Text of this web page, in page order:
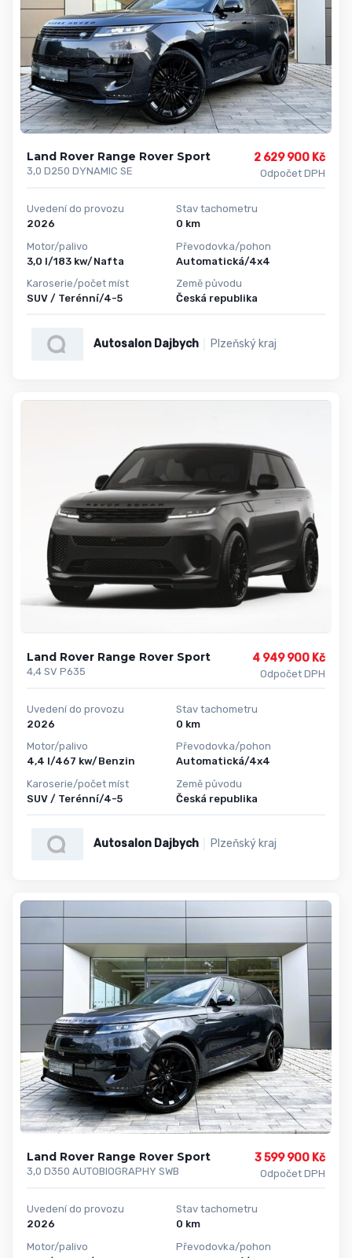
Land Rover Range Rover Sport
3,0 D250 DYNAMIC SE
2 629 900 Kč
Odpočet DPH
Uvedení do provozu
2026
Motor/palivo
3,0 l/183 kw/Nafta
Karoserie/počet míst
SUV / Terénní/4-5
Stav tachometru
0 km
Převodovka/pohon
Automatická/4x4
Země původu
Česká republika
Autosalon Dajbych Plzeňský kraj
Land Rover Range Rover Sport
4,4 SV P635
4 949 900 Kč
Odpočet DPH
Uvedení do provozu
2026
Motor/palivo
4,4 l/467 kw/Benzin
Karoserie/počet míst
SUV / Terénní/4-5
Stav tachometru
0 km
Převodovka/pohon
Automatická/4x4
Země původu
Česká republika
Autosalon Dajbych Plzeňský kraj
Land Rover Range Rover Sport
3,0 D350 AUTOBIOGRAPHY SWB
3 599 900 Kč
Odpočet DPH
Uvedení do provozu
2026
Motor/palivo
Stav tachometru
0 km
Převodovka/pohon